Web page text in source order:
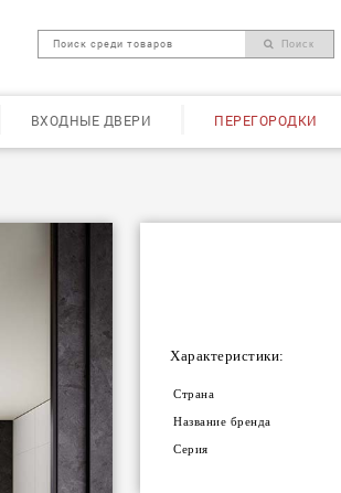
Поиск
ВХОДНЫЕ ДВЕРИ ПЕРЕГОРОДКИ
Характеристики:
Страна
Название бренда
Серия